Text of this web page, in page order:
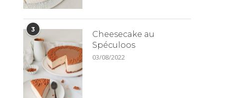
3
Cheesecake au
Spéculoos
03/08/2022